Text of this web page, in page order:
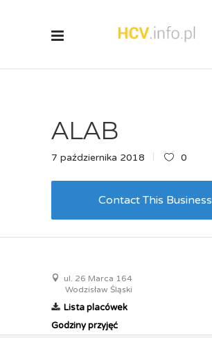
ALAB
7 października 2018 0
Contact This Business
ul. 26 Marca 164
Wodzisław Śląski
Lista placówek
Godziny przyjęć